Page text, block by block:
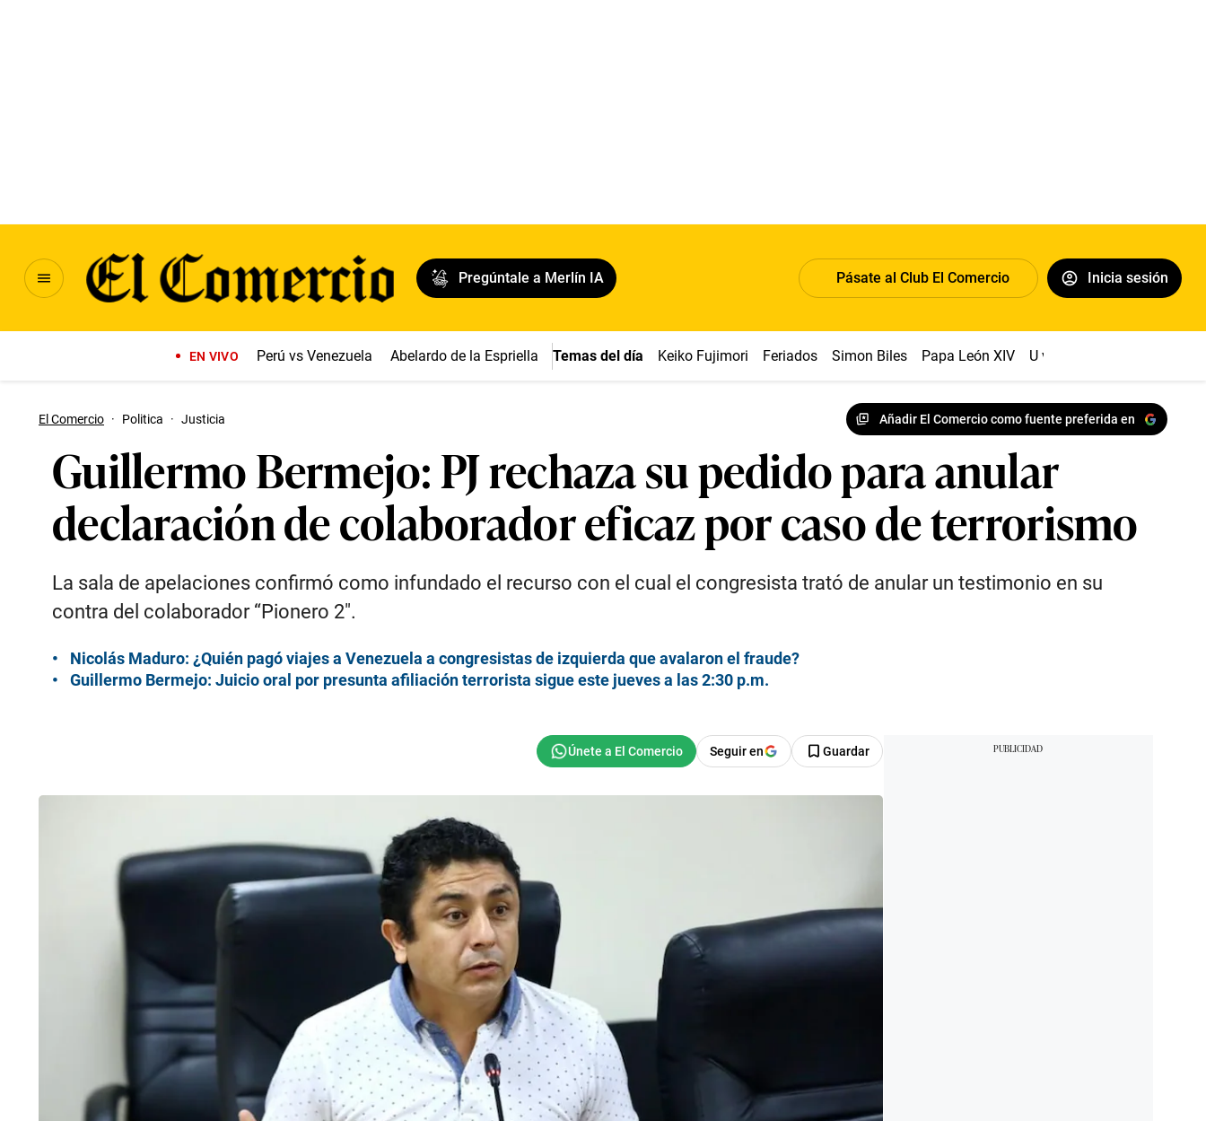
Pregúntale a Merlín IA Pásate al Club El Comercio Inicia sesión
EN VIVO Perú vs Venezuela Abelardo de la Espriella Temas del día Keiko Fujimori Feriados Simon Biles Papa León XIV U vs Cristal
El Comercio · Politica · Justicia Añadir El Comercio como fuente preferida en
Guillermo Bermejo: PJ rechaza su pedido para anular
declaración de colaborador eficaz por caso de terrorismo
La sala de apelaciones confirmó como infundado el recurso con el cual el congresista trató de anular un testimonio en su
contra del colaborador “Pionero 2″.
Nicolás Maduro: ¿Quién pagó viajes a Venezuela a congresistas de izquierda que avalaron el fraude?
Guillermo Bermejo: Juicio oral por presunta afiliación terrorista sigue este jueves a las 2:30 p.m.
Seguir en Guardar